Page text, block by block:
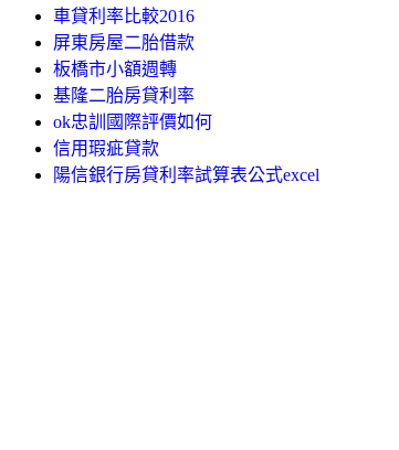
車貸利率比較2016
屏東房屋二胎借款
板橋市小額週轉
基隆二胎房貸利率
ok忠訓國際評價如何
信用瑕疵貸款
陽信銀行房貸利率試算表公式excel